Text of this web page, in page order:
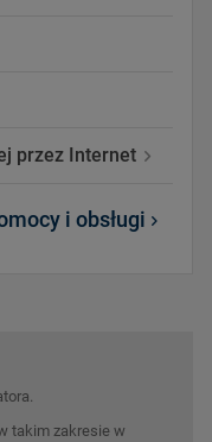
przez Internet
i obsługi
takim zakresie w